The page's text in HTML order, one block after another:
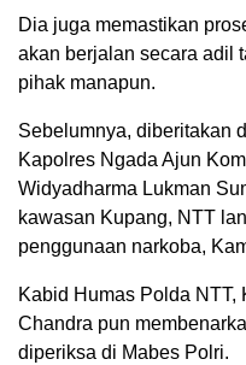
Dia juga memastikan
akan berjalan secara adil
pihak manapun.
Sebelumnya, diberitakan
Kapolres Ngada Ajun
Widyadharma Lukman
kawasan Kupang, NTT
penggunaan narkoba,
Kabid Humas Polda
Chandra pun
diperiksa di Mabes Polri.